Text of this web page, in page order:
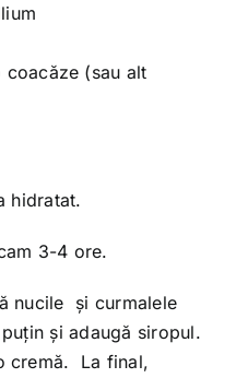
(sau alt
hidratat.
3-4 ore.
nucile şi curmalele
şi adaugă siropul.
cremă. La final,